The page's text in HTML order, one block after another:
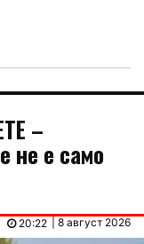
–
не е само
| 8 август 2026
20:22